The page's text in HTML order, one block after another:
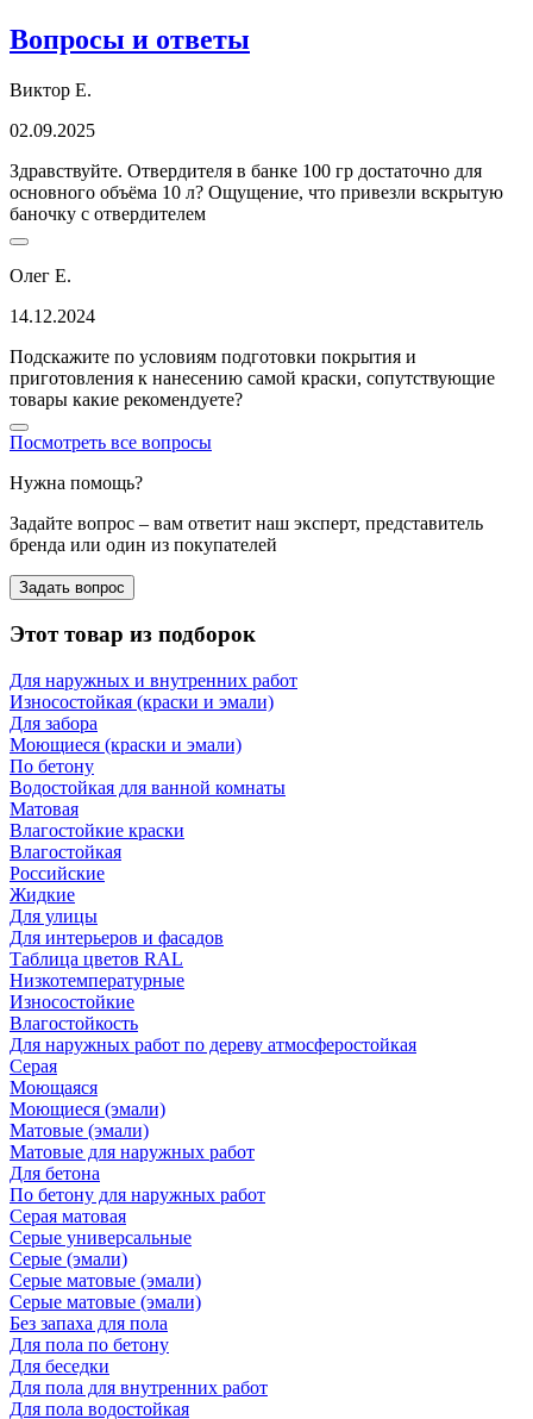
Вопросы и ответы
Виктор Е.
02.09.2025
Здравствуйте. Отвердителя в банке 100 гр достаточно для
основного объёма 10 л? Ощущение, что привезли вскрытую
баночку с отвердителем
Олег Е.
14.12.2024
Подскажите по условиям подготовки покрытия и
приготовления к нанесению самой краски, сопутствующие
товары какие рекомендуете?
Посмотреть все вопросы
Нужна помощь?
Задайте вопрос – вам ответит наш эксперт, представитель
бренда или один из покупателей
Задать вопрос
Этот товар из подборок
Для наружных и внутренних работ
Износостойкая (краски и эмали)
Для забора
Моющиеся (краски и эмали)
По бетону
Водостойкая для ванной комнаты
Матовая
Влагостойкие краски
Влагостойкая
Российские
Жидкие
Для улицы
Для интерьеров и фасадов
Таблица цветов RAL
Низкотемпературные
Износостойкие
Влагостойкость
Для наружных работ по дереву атмосферостойкая
Серая
Моющаяся
Моющиеся (эмали)
Матовые (эмали)
Матовые для наружных работ
Для бетона
По бетону для наружных работ
Серая матовая
Серые универсальные
Серые (эмали)
Серые матовые (эмали)
Серые матовые (эмали)
Без запаха для пола
Для пола по бетону
Для беседки
Для пола для внутренних работ
Для пола водостойкая